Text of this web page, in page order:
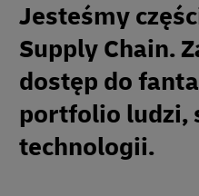
Jesteśmy
Supply Chain.
dostęp do
portfolio ludzi,
technologii.